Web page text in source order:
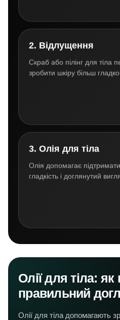
2. Відлущення
Скраб або пілінг для тіла
зробити шкіру більш
3. Олія для тіла
Олія допомагає підтримати
гладкість і доглянутий
Олії для тіла:
правильний
Олії для тіла допомагають